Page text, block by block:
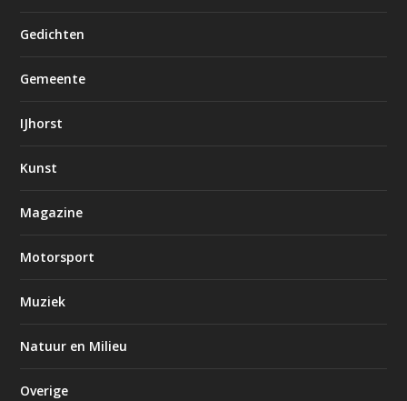
Gedichten
Gemeente
IJhorst
Kunst
Magazine
Motorsport
Muziek
Natuur en Milieu
Overige